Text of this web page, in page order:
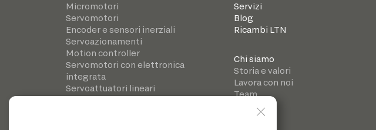
Micromotori
Servomotori
Encoder e sensori inerziali
Servoazionamenti
Motion controller
Servomotori con elettronica
integrata
Servoattuatori lineari
Servizi
Blog
Ricambi LTN
Chi siamo
Storia e valori
Lavora con noi
Team